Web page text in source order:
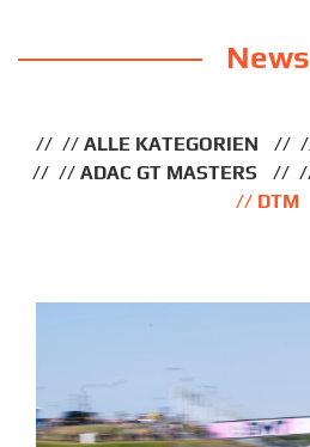
News
ALLE KATEGORIEN
ADAC GT MASTERS
DTM